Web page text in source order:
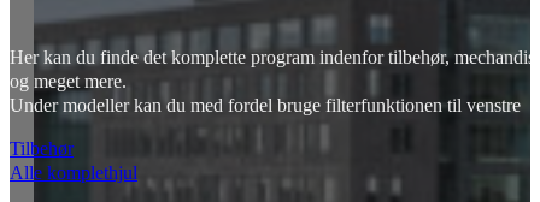
Her kan du finde det komplette program indenfor tilbehør,
og meget mere.
Under modeller kan du med fordel bruge filterfunktionen til venstre
Tilbehør
Alle komplethjul